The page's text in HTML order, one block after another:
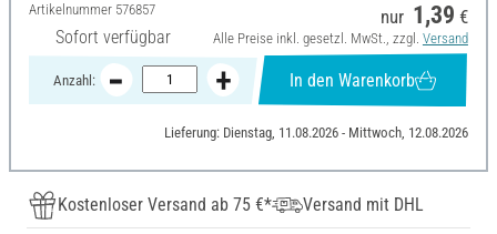
Artikelnummer 576857
Sofort verfügbar
nur 1,39 €
Alle Preise inkl. gesetzl. MwSt., zzgl. Versand
Anzahl: In den Warenkorb
Lieferung: Dienstag, 11.08.2026 - Mittwoch, 12.08.2026
Kostenloser Versand ab 75 €*
Versand mit DHL